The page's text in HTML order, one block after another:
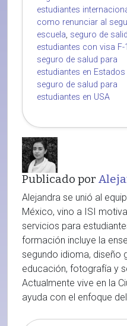
estudiantes
como renunciar al
escuela, seguro de
estudiantes con visa F-1
seguro de salud para
estudiantes en
seguro de salud para
estudiantes en USA
Publicado por
Alejandra se unió al
México, vino a ISI
servicios para
formación incluye la
segundo idioma, diseño
educación, fotografía y
Actualmente vive en la
ayuda con el enfoque